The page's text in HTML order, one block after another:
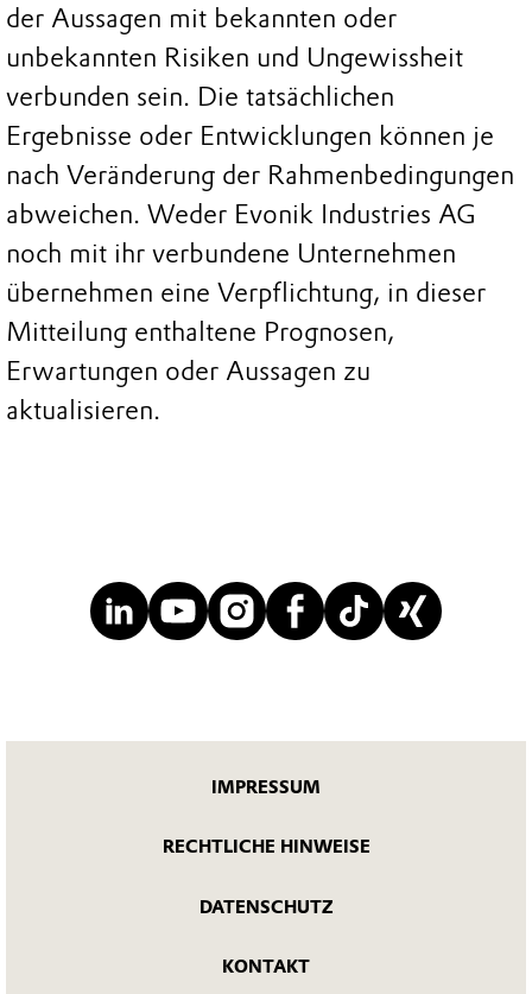
der Aussagen mit bekannten oder
unbekannten Risiken und Ungewissheit
verbunden sein. Die tatsächlichen
Ergebnisse oder Entwicklungen können je
nach Veränderung der Rahmenbedingungen
abweichen. Weder Evonik Industries AG
noch mit ihr verbundene Unternehmen
übernehmen eine Verpflichtung, in dieser
Mitteilung enthaltene Prognosen,
Erwartungen oder Aussagen zu
aktualisieren.
IMPRESSUM
RECHTLICHE HINWEISE
DATENSCHUTZ
KONTAKT